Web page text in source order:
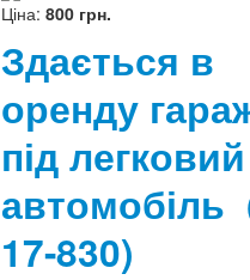
Ціна: 800 грн.
Здається в
оренду
під легковий
автомобіль
17-830)